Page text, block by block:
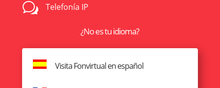
w Telefonía IP
¿No es tu idioma?
Visita Fonvirtual en español